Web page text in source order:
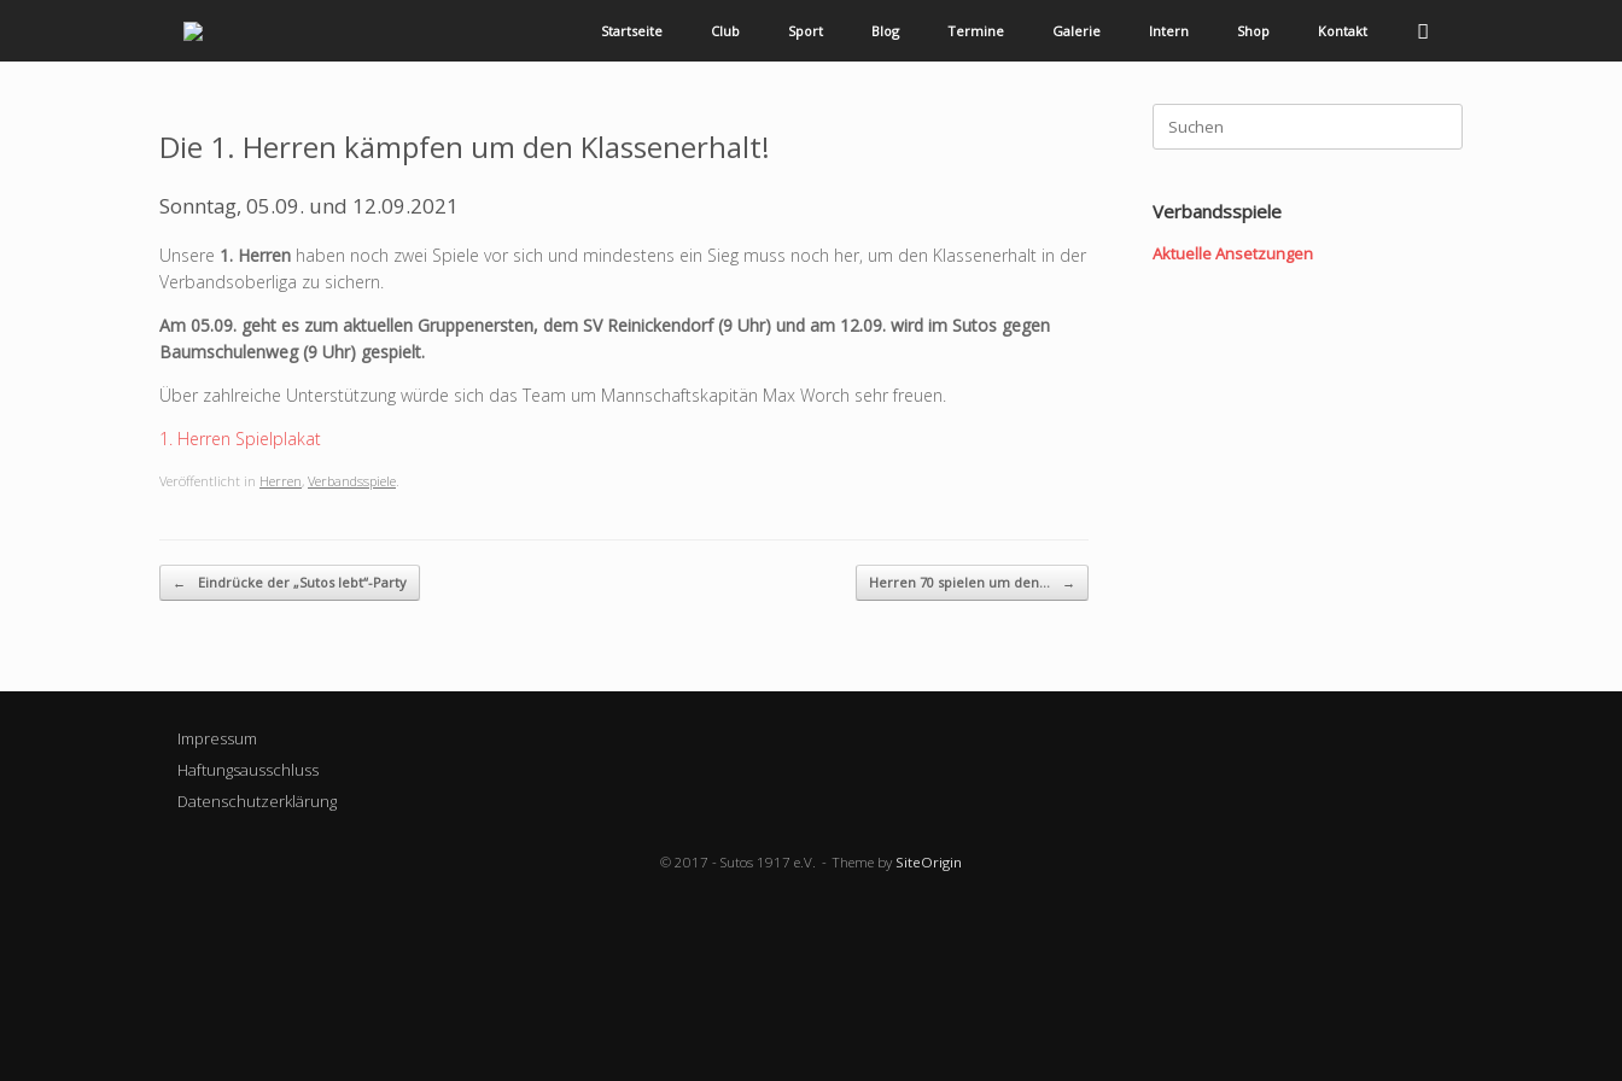
Startseite Club Sport Blog Termine Galerie Intern Shop Kontakt
Die 1. Herren kämpfen um den Klassenerhalt!
Sonntag, 05.09. und 12.09.2021
Unsere 1. Herren haben noch zwei Spiele vor sich und mindestens ein Sieg muss noch her, um den Klassenerhalt in der
Verbandsoberliga zu sichern.
Am 05.09. geht es zum aktuellen Gruppenersten, dem SV Reinickendorf (9 Uhr) und am 12.09. wird im Sutos gegen
Baumschulenweg (9 Uhr) gespielt.
Über zahlreiche Unterstützung würde sich das Team um Mannschaftskapitän Max Worch sehr freuen.
1. Herren Spielplakat
Veröffentlicht in Herren, Verbandsspiele.
Beitragsnavigation
← Eindrücke der „Sutos lebt“-Party Herren 70 spielen um den… →
Suchen
nach:
Verbandsspiele
Aktuelle Ansetzungen
Impressum
Haftungsausschluss
Datenschutzerklärung
© 2017 - Sutos 1917 e.V. Theme by SiteOrigin